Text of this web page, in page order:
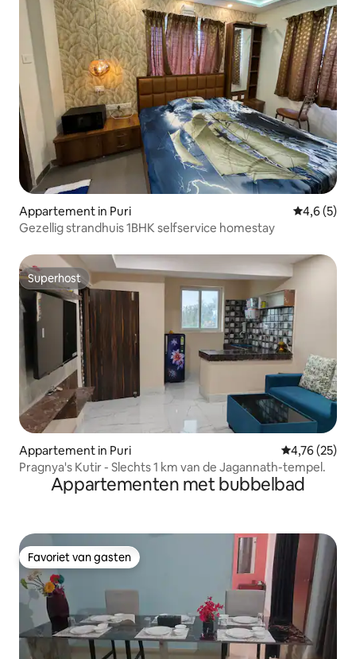
Appartement in Puri
4,6 (5)
Gezellig strandhuis 1BHK selfservice homestay
Superhost
Superhost
Appartement in Puri Gemiddelde
4,76 (25)
Pragnya's Kutir - Slechts 1 km van de Jagannath-tempel.
Appartementen met bubbelbad
Favoriet van gasten
Favoriet van gasten